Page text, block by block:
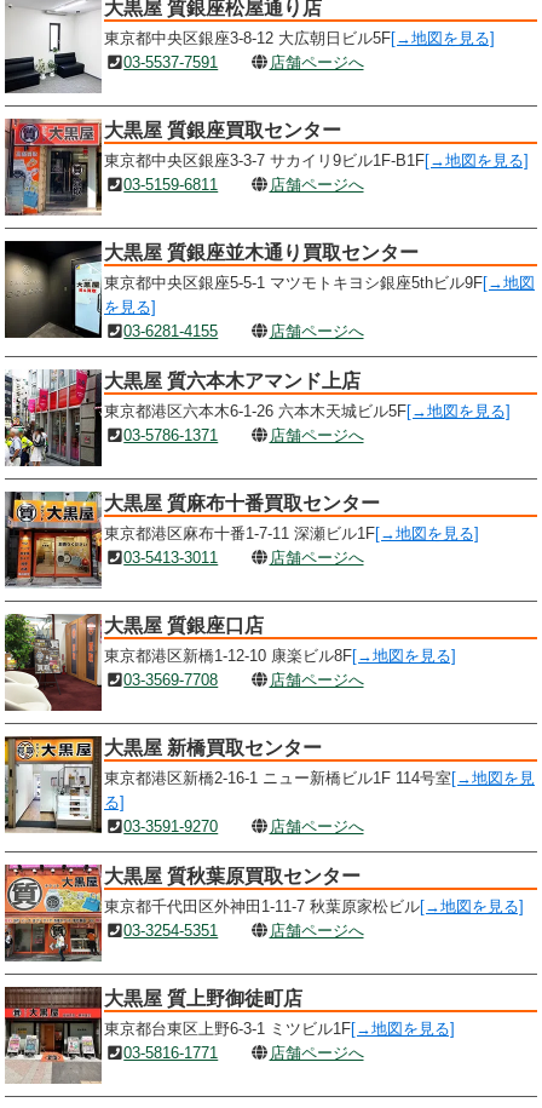
大黒屋 質銀座松屋通り店
東京都中央区銀座3-8-12 大広朝日ビル5F[→地図を見る]
03-5537-7591
店舗ページへ
大黒屋 質銀座買取センター
東京都中央区銀座3-3-7 サカイリ9ビル1F-B1F[→地図を見る]
03-5159-6811
店舗ページへ
大黒屋 質銀座並木通り買取センター
東京都中央区銀座5-5-1 マツモトキヨシ銀座5thビル9F[→地図
を見る]
03-6281-4155
店舗ページへ
大黒屋 質六本木アマンド上店
東京都港区六本木6-1-26 六本木天城ビル5F[→地図を見る]
03-5786-1371
店舗ページへ
大黒屋 質麻布十番買取センター
東京都港区麻布十番1-7-11 深瀬ビル1F[→地図を見る]
03-5413-3011
店舗ページへ
大黒屋 質銀座口店
東京都港区新橋1-12-10 康楽ビル8F[→地図を見る]
03-3569-7708
店舗ページへ
大黒屋 新橋買取センター
東京都港区新橋2-16-1 ニュー新橋ビル1F 114号室[→地図を見
る]
03-3591-9270
店舗ページへ
大黒屋 質秋葉原買取センター
東京都千代田区外神田1-11-7 秋葉原家松ビル[→地図を見る]
03-3254-5351
店舗ページへ
大黒屋 質上野御徒町店
東京都台東区上野6-3-1 ミツビル1F[→地図を見る]
03-5816-1771
店舗ページへ